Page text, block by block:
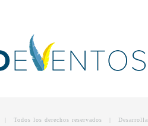
| Todos los derechos reservados |